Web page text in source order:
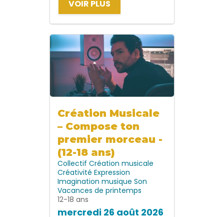
VOIR PLUS
Création Musicale
– Compose ton
premier morceau -
(12-18 ans)
Collectif Création musicale
Créativité Expression
Imagination musique Son
Vacances de printemps
12-18 ans
mercredi 26 août 2026